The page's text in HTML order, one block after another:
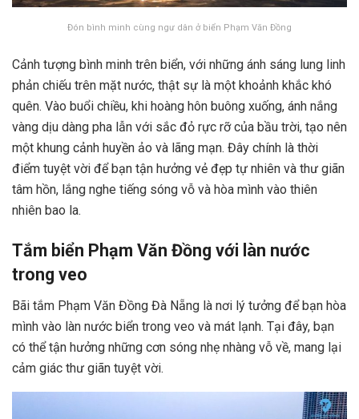
Đón bình minh cùng ngư dân ở biển Phạm Văn Đồng
Cảnh tượng bình minh trên biển, với những ánh sáng lung linh
phản chiếu trên mặt nước, thật sự là một khoảnh khắc khó
quên. Vào buổi chiều, khi hoàng hôn buông xuống, ánh nắng
vàng dịu dàng pha lẫn với sắc đỏ rực rỡ của bầu trời, tạo nên
một khung cảnh huyền ảo và lãng mạn. Đây chính là thời
điểm tuyệt vời để bạn tận hưởng vẻ đẹp tự nhiên và thư giãn
tâm hồn, lắng nghe tiếng sóng vỗ và hòa mình vào thiên
nhiên bao la.
Tắm biển Phạm Văn Đồng với làn nước
trong veo
Bãi tắm Phạm Văn Đồng Đà Nẵng là nơi lý tưởng để bạn hòa
mình vào làn nước biển trong veo và mát lạnh. Tại đây, bạn
có thể tận hưởng những cơn sóng nhẹ nhàng vỗ về, mang lại
cảm giác thư giãn tuyệt vời.